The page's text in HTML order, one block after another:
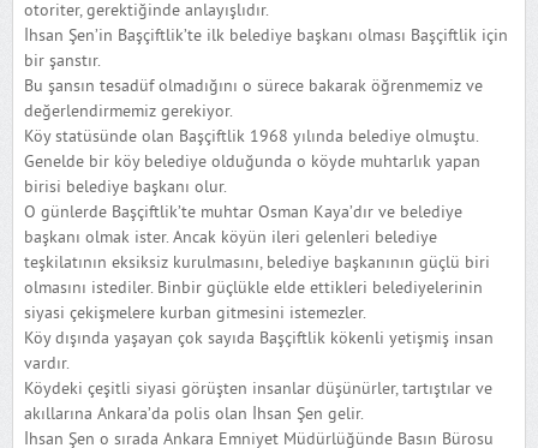
otoriter, gerektiğinde anlayışlıdır.
İhsan Şen’in Başçiftlik’te ilk belediye başkanı olması Başçiftlik için
bir şanstır.
Bu şansın tesadüf olmadığını o sürece bakarak öğrenmemiz ve
değerlendirmemiz gerekiyor.
Köy statüsünde olan Başçiftlik 1968 yılında belediye olmuştu.
Genelde bir köy belediye olduğunda o köyde muhtarlık yapan
birisi belediye başkanı olur.
O günlerde Başçiftlik’te muhtar Osman Kaya’dır ve belediye
başkanı olmak ister. Ancak köyün ileri gelenleri belediye
teşkilatının eksiksiz kurulmasını, belediye başkanının güçlü biri
olmasını istediler. Binbir güçlükle elde ettikleri belediyelerinin
siyasi çekişmelere kurban gitmesini istemezler.
Köy dışında yaşayan çok sayıda Başçiftlik kökenli yetişmiş insan
vardır.
Köydeki çeşitli siyasi görüşten insanlar düşünürler, tartıştılar ve
akıllarına Ankara’da polis olan İhsan Şen gelir.
İhsan Şen o sırada Ankara Emniyet Müdürlüğünde Basın Bürosu